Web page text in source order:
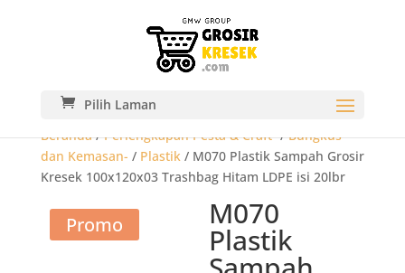
Pilih Laman
Beranda/Perlengkapan Pesta & Craft-/Bungkus
dan Kemasan- / Plastik/ M070 Plastik Sampah Grosir
Kresek 100x120x03 Trashbag Hitam LDPE isi 20lbr
Promo M070
Plastik